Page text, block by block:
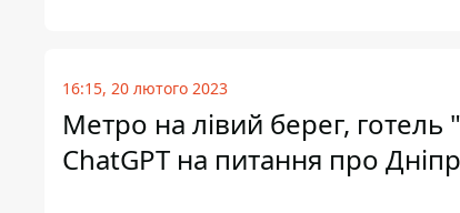
16:15, 20 лютого 2023
Метро на лівий берег,
ChatGPT на питання про